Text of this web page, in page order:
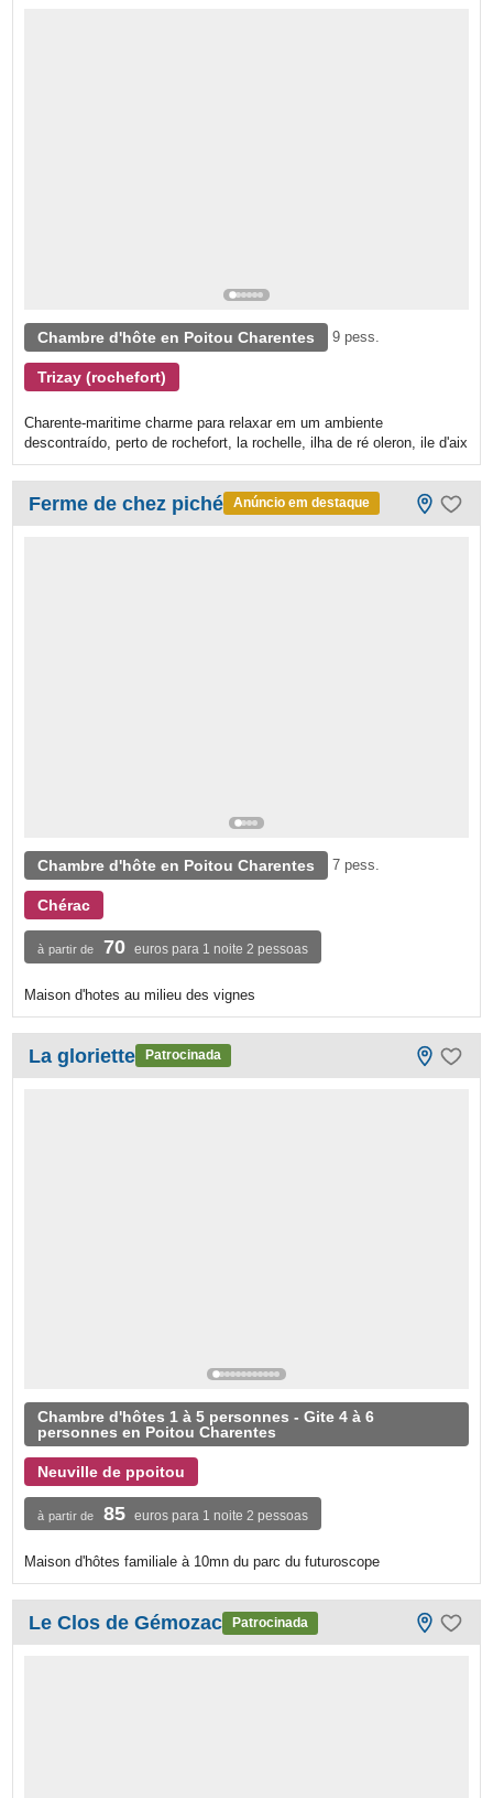
Chambre d'hôte en Poitou Charentes 9 pess.
Trizay (rochefort)
Charente-maritime charme para relaxar em um ambiente
descontraído, perto de rochefort, la rochelle, ilha de ré oleron, ile d'aix
Ferme de chez piché Anúncio em destaque
Chambre d'hôte en Poitou Charentes 7 pess.
Chérac
à partir de 70 euros para 1 noite 2 pessoas
Maison d'hotes au milieu des vignes
La gloriette Patrocinada
Chambre d'hôtes 1 à 5 personnes - Gite 4 à 6
personnes en Poitou Charentes
Neuville de ppoitou
à partir de 85 euros para 1 noite 2 pessoas
Maison d'hôtes familiale à 10mn du parc du futuroscope
Le Clos de Gémozac Patrocinada